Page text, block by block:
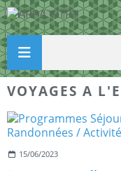
VOYAGES A
15/06/2023